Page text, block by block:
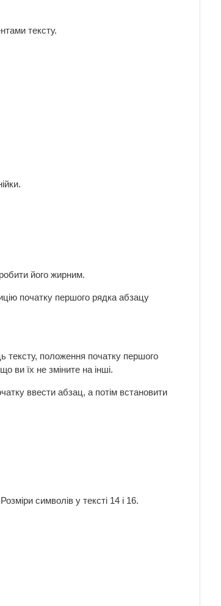
тексту.
його жирним.
початку першого рядка абзацу
тексту, положення початку першого
ви їх не зміните на інші.
ввести абзац, а потім встановити
символів у тексті 14 і 16.